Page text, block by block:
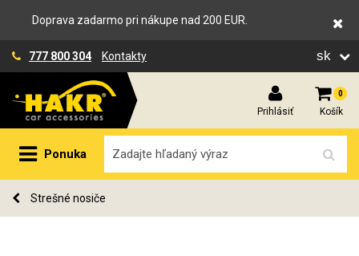
Doprava zadarmo pri nákupe nad 200 EUR.
777 800 304 Kontakty sk
Prihlásiť
0
Košík
Ponuka
Strešné nosiče